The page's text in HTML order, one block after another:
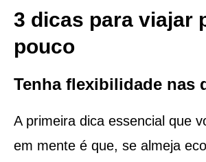
3 dicas para viajar
pouco
Tenha flexibilidade nas
A primeira dica essencial que
em mente é que, se almeja